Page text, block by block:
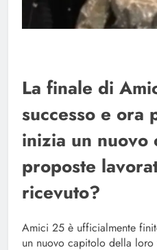
La finale di
successo e ora
inizia un nuovo
proposte
ricevuto?
Amici 25 è ufficialmente
un nuovo capitolo della